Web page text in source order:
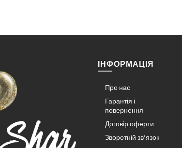
ІНФОРМАЦІЯ
Про нас
Гарантія і
повернення
Договір оферти
Зворотній зв’язок